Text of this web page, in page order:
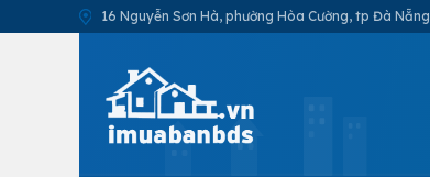
16 Nguyễn Sơn Hà, phường Hòa Cường, tp Đà Nẵng